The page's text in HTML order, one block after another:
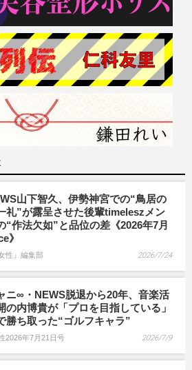
山下智久、伊勢神宮での“鳥居の
礼”が露呈させた後輩timeleszメン
“作法欠如”と品位の差《2026年7月
》
性』編集部 2026/7/24
ニ∞・NEWS脱退から20年、音楽活
の内博貴が「プロを目指している」
勝ち取った“ゴルフキャラ”
2026年7月21日号 2026/7/9